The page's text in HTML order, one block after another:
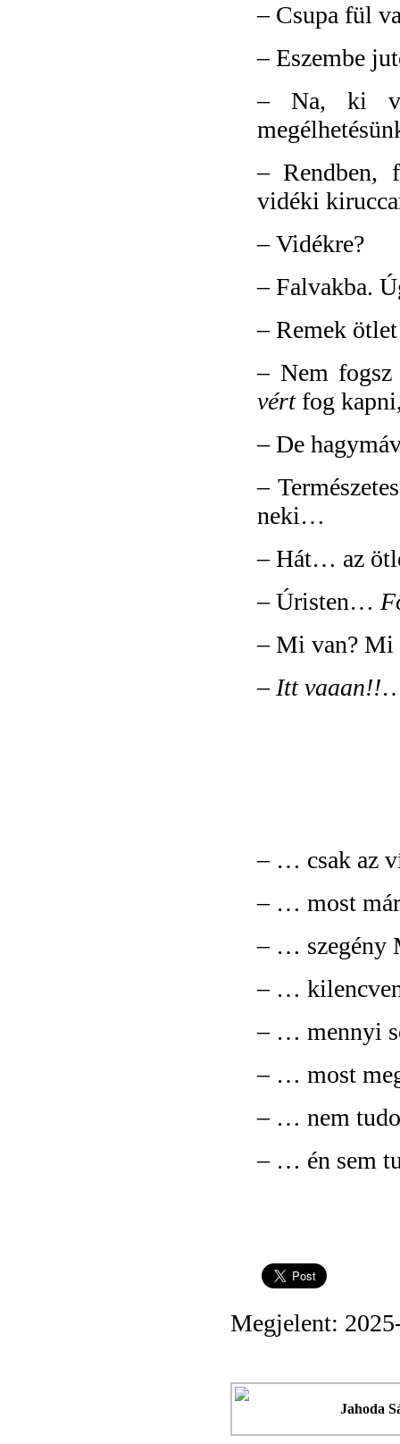
– Csupa fül
–Eszembe
– Na, ki
–Rendben,
vidéki
–Vidékre?
–Falvakba.
–Remek
– Nem
vértfog
–De
–
neki…
–Hát… az
–Úristen…
–Mi van? Mi
–Itt vaaan!!
– … csak az
– … most
– …
– …
– … mennyi
– … most
– … nem
– … én sem
Megjelent:
Jahoda